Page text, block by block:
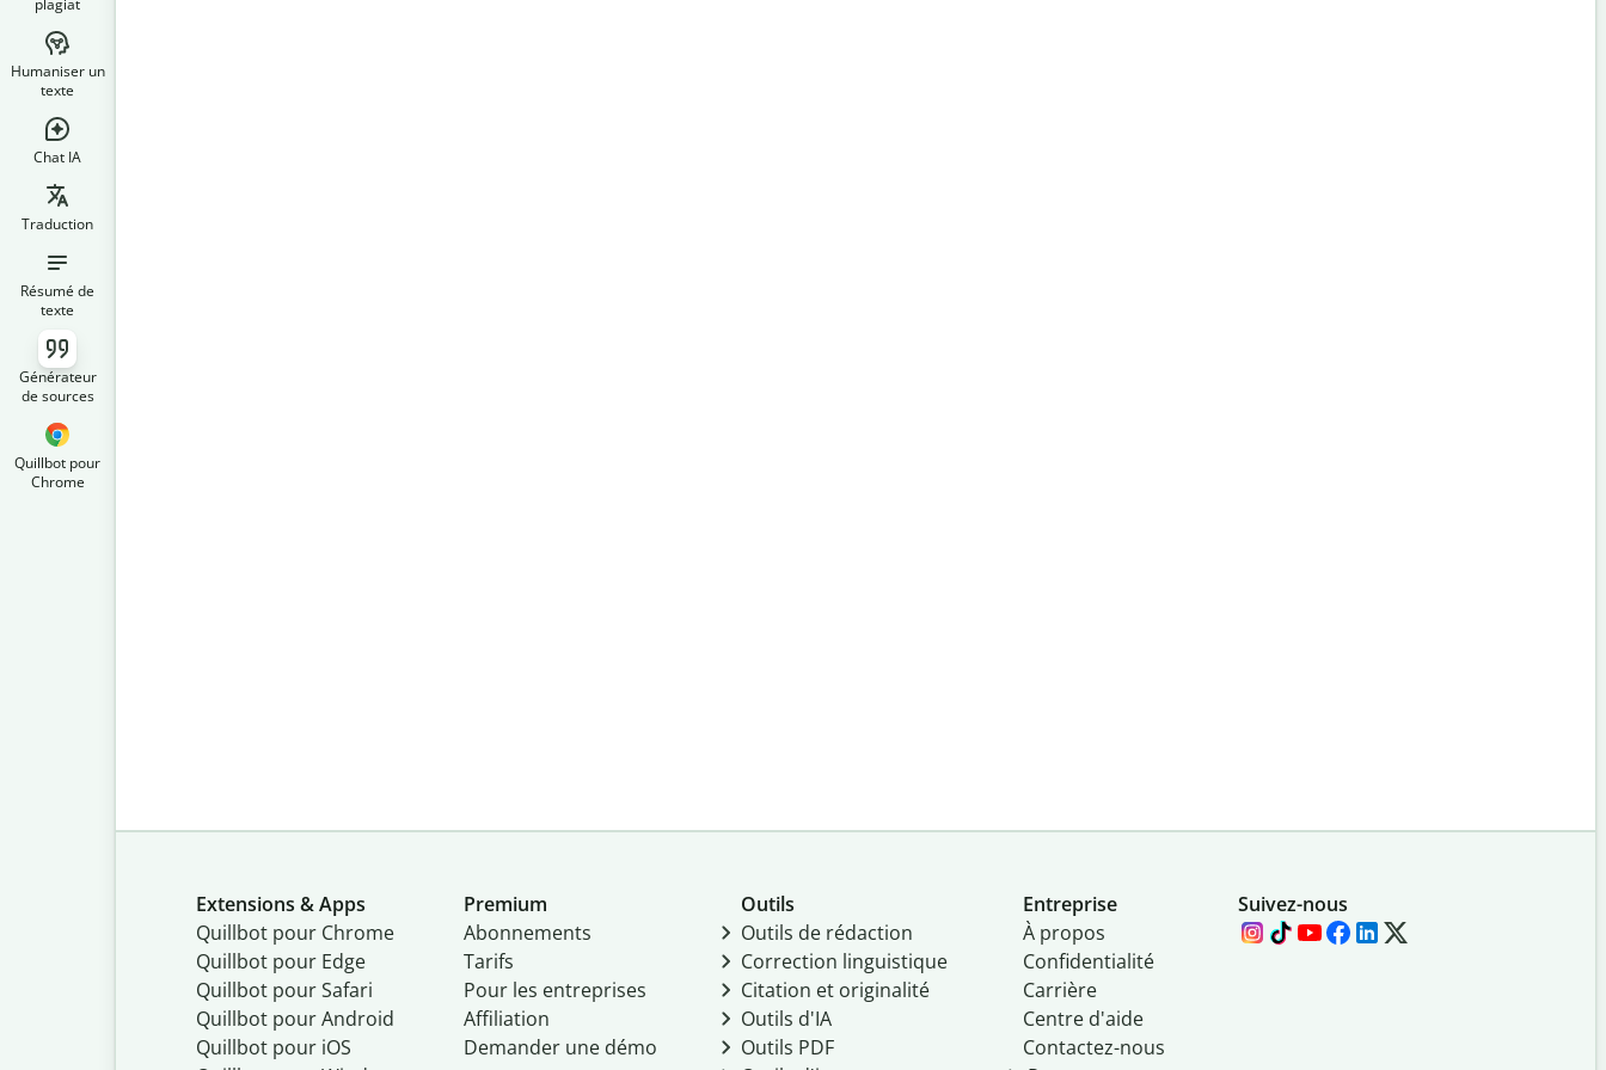
plagiat
Humaniser un
texte
Chat IA
Traduction
Résumé de
texte
Générateur
de sources
Quillbot pour
Chrome
Extensions & Apps
Quillbot pour Chrome
Quillbot pour Edge
Quillbot pour Safari
Quillbot pour Android
Quillbot pour iOS
Premium
Abonnements
Tarifs
Pour les entreprises
Affiliation
Demander une démo
Outils
Outils de rédaction
Correction linguistique
Citation et originalité
Outils d'IA
Outils PDF
Entreprise
À propos
Confidentialité
Carrière
Centre d'aide
Contactez-nous
Suivez-nous